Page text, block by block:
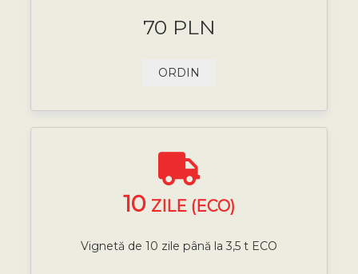
70 PLN
ORDIN
10 ZILE (ECO)
Vignetă de 10 zile până la 3,5 t ECO